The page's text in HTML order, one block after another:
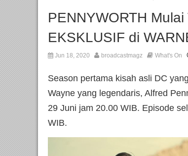
PENNYWORTH
EKSKLUSIF di
Jun 18, 2020 broadcastmagz What's On
Season pertama kisah asli DC
Wayne yang legendaris, Alfred
29 Juni jam 20.00 WIB. Episode
WIB.